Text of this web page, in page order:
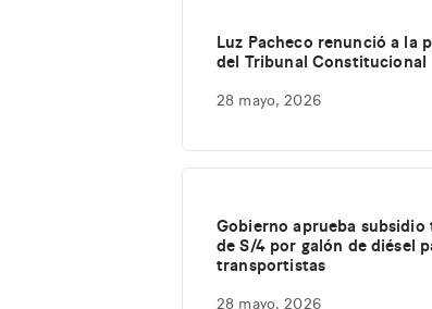
Luz Pacheco renunció a la
del Tribunal Constitucional
28 mayo, 2026
Gobierno aprueba subsidio
de S/4 por galón de diésel
transportistas
28 mayo, 2026